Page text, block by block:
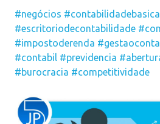
#negócios #contabilidadebasica
#escritoriodecontabilidade
#impostoderenda
#contabil #previdencia
#burocracia #competitividade